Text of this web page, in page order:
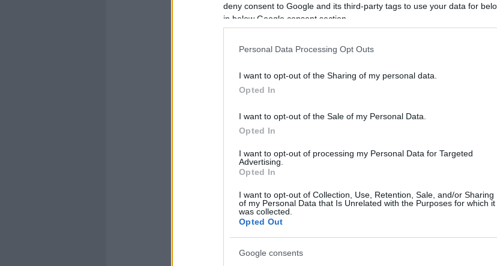
deny consent to Google and its third-party tags to use your data for
in below Google consent section.
Personal Data Processing Opt Outs
I want to opt-out of the Sharing of my personal data.
Opted In
I want to opt-out of the Sale of my Personal Data.
Opted In
I want to opt-out of processing my Personal Data for Targeted
Advertising.
Opted In
I want to opt-out of Collection, Use, Retention, Sale, and/or Sharing
of my Personal Data that Is Unrelated with the Purposes for which it
was collected.
Opted Out
Google consents